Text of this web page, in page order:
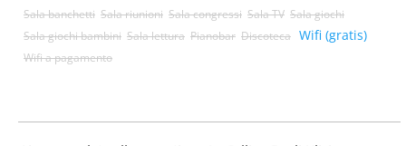
Sala banchetti Sala riunioni Sala congressi Sala TV Sala giochi
Sala giochi bambini Sala lettura Pianobar Discoteca Wifi (gratis)
Wifi a pagamento